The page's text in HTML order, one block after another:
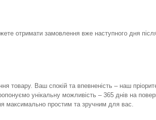
отримати замовлення вже наступного дня
товару. Ваш спокій та впевненість – наш
унікальну можливість – 365 днів на
максимально простим та зручним для вас.